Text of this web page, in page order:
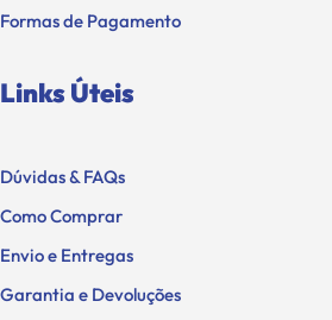
Formas de Pagamento
Links Úteis
Dúvidas & FAQs
Como Comprar
Envio e Entregas
Garantia e Devoluções